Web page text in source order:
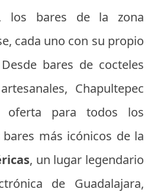
los bares de la zona
cada uno con su propio
bares de cocteles
Chapultepec
oferta para todos los
más icónicos de la
, un lugar legendario
de Guadalajara,